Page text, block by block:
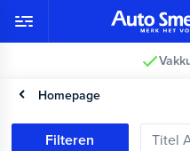
Homepage
Filteren